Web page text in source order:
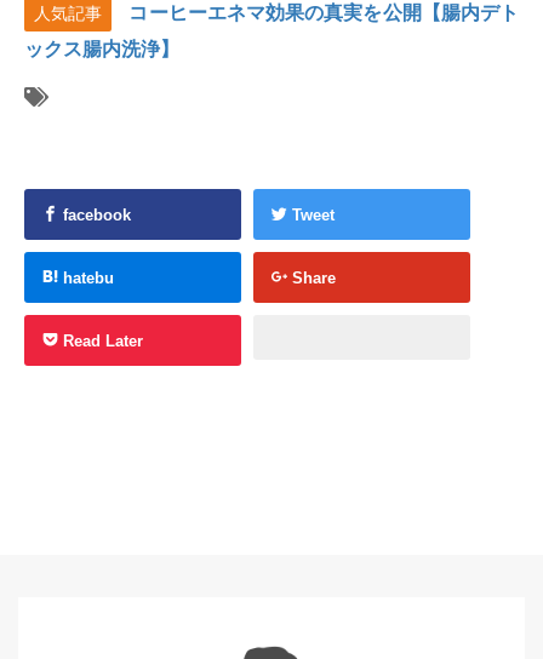
人気記事
コーヒーエネマ効果の真実を公開【腸内デト
ックス腸内洗浄】
facebook Tweet
hatebu Share
Read Later